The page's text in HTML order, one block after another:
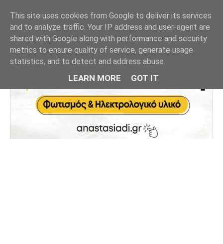
This site uses cookies from Google to deliver its services
and to analyze traffic. Your IP address and user-agent are
shared with Google along with performance and security
metrics to ensure quality of service, generate usage
statistics, and to detect and address abuse.
LEARN MORE GOT IT